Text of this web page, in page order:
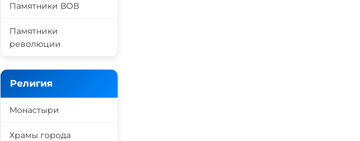
Памятники ВОВ
Памятники
революции
Религия
Монастыри
Храмы города